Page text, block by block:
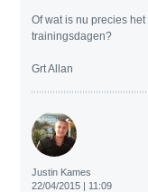
Of wat is nu precies
trainingsdagen?
Grt Allan
Justin Kames
22/04/2015 | 11:09